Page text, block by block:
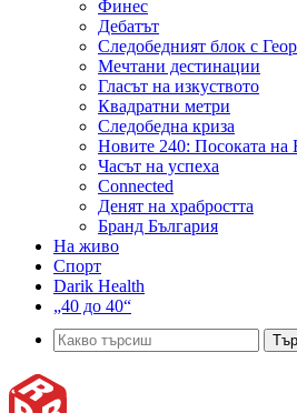
Финес
Дебатът
Следобедният блок с
Мечтани дестинации
Гласът на изкуството
Квадратни метри
Следобедна криза
Новите 240: Посоката на
Часът на успеха
Connected
Денят на храбростта
Бранд България
На живо
Спорт
Darik Health
„40 до 40“